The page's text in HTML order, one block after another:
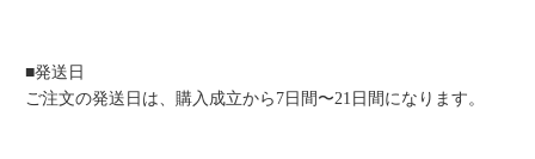
■発送日
ご注文の発送日は、購入成立から7日間〜21日間になります。